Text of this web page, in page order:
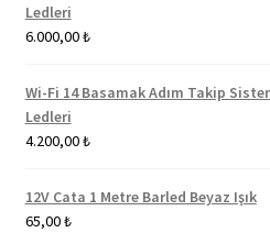
Ledleri
6.000,00₺
Wi-Fi 14 Basamak Adım Takip
Ledleri
4.200,00₺
12V Cata 1 Metre Barled Beyaz Işık
65,00₺